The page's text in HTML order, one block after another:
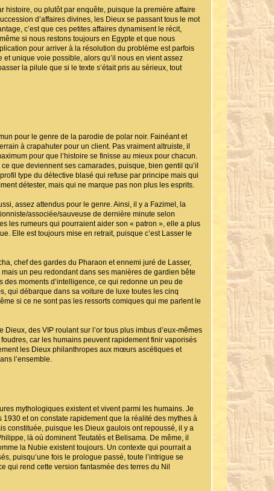
histoire, ou plutôt par enquête, puisque la première affaire
d’affaires divines, les Dieux se passant tous le mot
c’est que ces petites affaires dynamisent le récit,
si nous restons toujours en Egypte et que nous
pour arriver à la résolution du problème est parfois
unique voie possible, alors qu’il nous en vient assez
la pilule que si le texte s’était pris au sérieux, tout
pour le genre de la parodie de polar noir. Fainéant et
à crapahuter pour un client. Pas vraiment altruiste, il
pour que l’histoire se finisse au mieux pour chacun.
que deviennent ses camarades, puisque, bien gentil qu’il
type du détective blasé qui refuse par principe mais qui
détester, mais qui ne marque pas non plus les esprits.
assez attendus pour le genre. Ainsi, il y a Fazimel, la
associée/sauveuse de dernière minute selon
les rumeurs qui pourraient aider son « patron », elle a plus
Elle est toujours mise en retrait, puisque c’est Lasser le
chef des gardes du Pharaon et ennemi juré de Lasser,
un peu redondant dans ses manières de gardien bête
moments d’intelligence, ce qui redonne un peu de
qui débarque dans sa voiture de luxe toutes les cinq
si ce ne sont pas les ressorts comiques qui me parlent le
des VIP roulant sur l’or tous plus imbus d’eux-mêmes
car les humains peuvent rapidement finir vaporisés
les Dieux philanthropes aux mœurs ascétiques et
l’ensemble.
mythologiques existent et vivent parmi les humains. Je
et on constate rapidement que la réalité des mythes à
constituée, puisque les Dieux gaulois ont repoussé, il y a
là où dominent Teutatès et Belisama. De même, il
la Nubie existent toujours. Un contexte qui pourrait a
puisqu’une fois le prologue passé, toute l’intrigue se
qui rend cette version fantasmée des terres du Nil